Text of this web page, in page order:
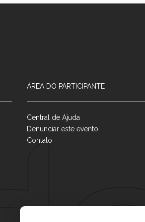
ÁREA DO PARTICIPANTE
Central de Ajuda
Denunciar este evento
Contato